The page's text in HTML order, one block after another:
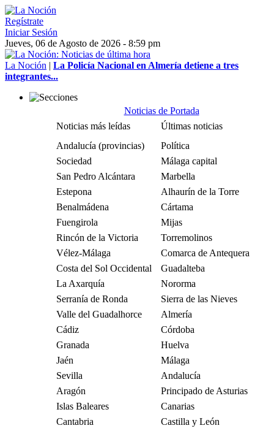
Regístrate
Iniciar Sesión
Jueves, 06 de Agosto de 2026 - 8:59 pm
La Noción | La Policía Nacional en Almería detiene a tres
integrantes...
Noticias de Portada
Noticias más leídas
Últimas noticias
Andalucía (provincias)
Política
Sociedad
Málaga capital
San Pedro Alcántara
Marbella
Estepona
Alhaurín de la Torre
Benalmádena
Cártama
Fuengirola
Mijas
Rincón de la Victoria
Torremolinos
Vélez-Málaga
Comarca de Antequera
Costa del Sol Occidental
Guadalteba
La Axarquía
Nororma
Serranía de Ronda
Sierra de las Nieves
Valle del Guadalhorce
Almería
Cádiz
Córdoba
Granada
Huelva
Jaén
Málaga
Sevilla
Andalucía
Aragón
Principado de Asturias
Islas Baleares
Canarias
Cantabria
Castilla y León